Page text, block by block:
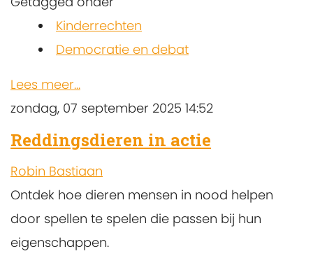
Kinderrechten
Democratie en debat
Lees meer...
zondag, 07 september 2025 14:52
Reddingsdieren in actie
Robin Bastiaan
Ontdek hoe dieren mensen in nood helpen
door spellen te spelen die passen bij hun
eigenschappen.